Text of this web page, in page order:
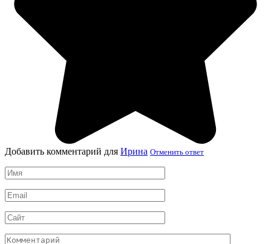
Добавить комментарий для Ирина Отменить ответ
Имя
*
Email
*
Сайт
Комментарий